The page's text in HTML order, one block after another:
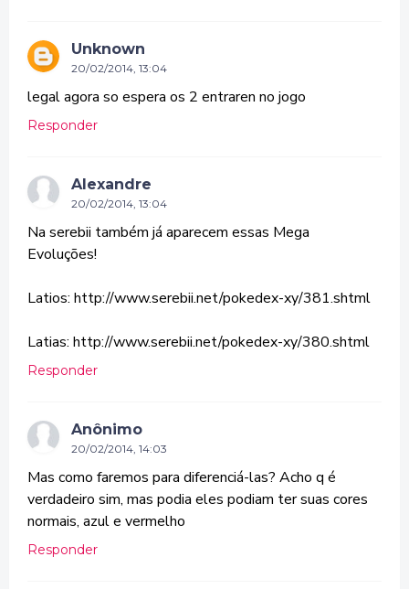
Unknown
20/02/2014, 13:04
legal agora so espera os 2 entraren no jogo
Responder
Alexandre
20/02/2014, 13:04
Na serebii também já aparecem essas Mega
Evoluções!
Latios: http://www.serebii.net/pokedex-xy/381.shtml
Latias: http://www.serebii.net/pokedex-xy/380.shtml
Responder
Anônimo
20/02/2014, 14:03
Mas como faremos para diferenciá-las? Acho q é
verdadeiro sim, mas podia eles podiam ter suas cores
normais, azul e vermelho
Responder